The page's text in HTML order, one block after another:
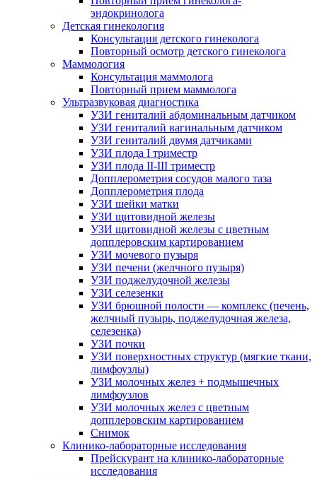
эндокринолога
Детская гинекология
Консультация детского гинеколога
Повторный осмотр детского гинеколога
Маммология
Консультация маммолога
Повторный прием маммолога
Ультразвуковая диагностика
УЗИ гениталий абдоминальным датчиком
УЗИ гениталий вагинальным датчиком
УЗИ гениталий двумя датчиками
УЗИ плода I триместр
УЗИ плода II-III триместр
Допплерометрия сосудов малого таза
Допплерометрия плода
УЗИ шейки матки
УЗИ щитовидной железы
УЗИ щитовидной железы с цветным
допплеровским картированием
УЗИ мочевого пузыря
УЗИ печени (желчного пузыря)
УЗИ поджелудочной железы
УЗИ селезенки
УЗИ брюшной полости — комплекс (печень,
желчный пузырь, поджелудочная железа,
селезенка)
УЗИ почки
УЗИ поверхностных структур (мягкие ткани,
лимфоузлы)
УЗИ молочных желез + подмышечных
лимфоузлов
УЗИ молочных желез с цветным
допплеровским картированием
Снимок
Клинико-лабораторные исследования
Прейскурант на клинико-лабораторные
исследования